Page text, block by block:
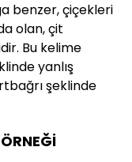
benzer, çiçekleri
olan, çit
Bu kelime
yanlış
şeklinde